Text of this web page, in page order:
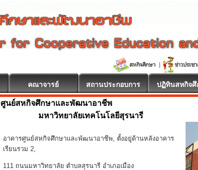
คณาจารย์ สถานประกอบการ ปฏิทินสหกิจศึ
ศูนย์สหกิจศึกษาและพัฒนาอาชีพ
มหาวิทยาลัยเทคโนโลยีสุรนารี
อาคารศูนย์สหกิจศึกษาและพัฒนาอาชีพ, ตั้งอยู่ด้านหลังอาคาร
เรียนรวม 2,
111 ถนนมหาวิทยาลัย ตำบลสุรนารี อำเภอเมือง